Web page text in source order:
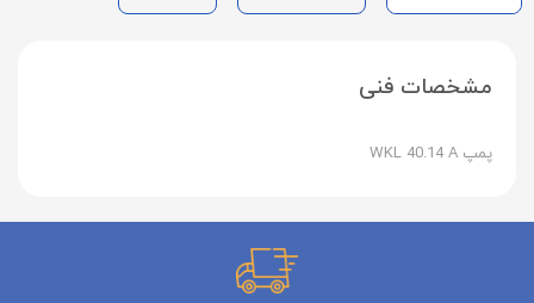
مشخصات فنی
پمپ WKL 40.14 A